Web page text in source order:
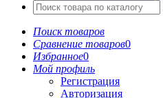
Поиск товаров
Сравнение товаров0
Избранное0
Мой профиль
Регистрация
Авторизация